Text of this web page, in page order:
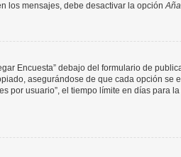
los mensajes, debe desactivar la opción
Encuesta” debajo del formulario de
asegurándose de que cada opción se
usuario”, el tiempo límite en días para